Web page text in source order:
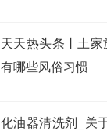
天天热头条丨土
有哪些风俗习惯
化油器清洗剂_关